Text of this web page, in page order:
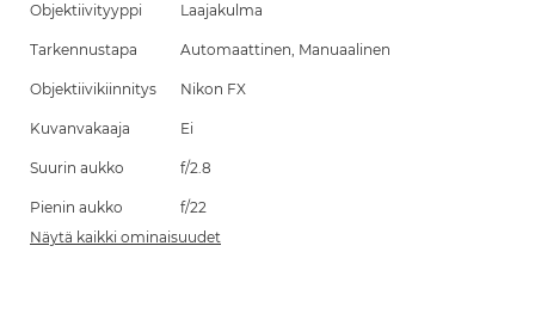
Objektiivityyppi Laajakulma
Tarkennustapa Automaattinen, Manuaalinen
Objektiivikiinnitys Nikon FX
Kuvanvakaaja Ei
Suurin aukko f/2.8
Pienin aukko
f/22
Näytä kaikki ominaisuudet